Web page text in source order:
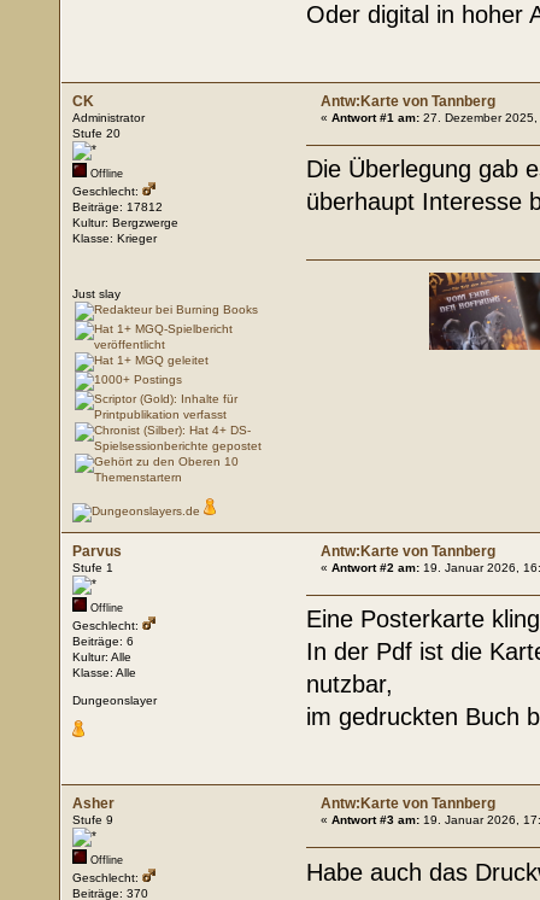
Oder digital in hoher
CK
Administrator
Stufe 20
Offline
Geschlecht:
Beiträge: 17812
Kultur: Bergzwerge
Klasse: Krieger
Just slay
Antw:Karte von Tannberg
«Antwort #1 am: 27. Dezember
Die Überlegung gab
überhaupt Interesse
Parvus
Stufe 1
Offline
Geschlecht:
Beiträge: 6
Kultur: Alle
Klasse: Alle
Dungeonslayer
Antw:Karte von Tannberg
«Antwort #2 am: 19. Januar 2026,
Eine Posterkarte
In der Pdf ist die
nutzbar,
im gedruckten Buch
Asher
Stufe 9
Offline
Geschlecht:
Beiträge: 370
Antw:Karte von Tannberg
«Antwort #3 am: 19. Januar 2026,
Habe auch das